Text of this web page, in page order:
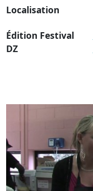
Localisation
Édition Festival
DZ